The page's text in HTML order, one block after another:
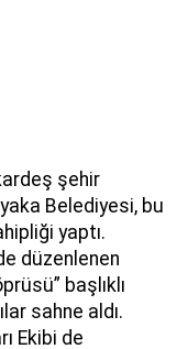
şehir
Belediyesi, bu
yaptı.
düzenlenen
başlıklı
sahne aldı.
Ekibi de